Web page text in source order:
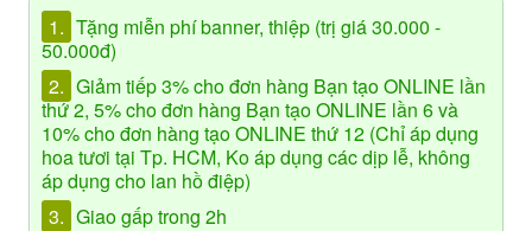
1. Tặng miễn phí banner, thiệp (trị giá 30.000 -
50.000đ)
2. Giảm tiếp 3% cho đơn hàng Bạn tạo ONLINE lần
thứ 2, 5% cho đơn hàng Bạn tạo ONLINE lần 6 và
10% cho đơn hàng tạo ONLINE thứ 12 (Chỉ áp dụng
hoa tươi tại Tp. HCM, Ko áp dụng các dịp lễ, không
áp dụng cho lan hồ điệp)
3. Giao gấp trong 2h